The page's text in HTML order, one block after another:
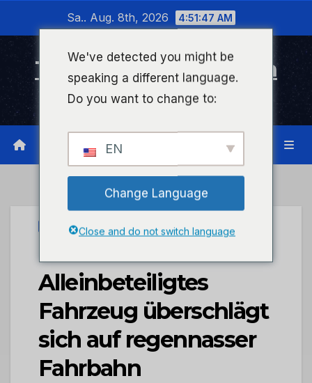
wechseln
Sa.. Aug. 8th, 2026 4:51:47 AM
Timeline Bad Kreuznach
Infonetzwerk für Bad Kreuznach
PRESSEPORTAL
POL-PDKH:
Alleinbeteiligtes
Fahrzeug überschlägt
sich auf regennasser
Fahrbahn
We've detected you might be
speaking a different language.
Do you want to change to:
EN
Change Language
Close and do not switch language